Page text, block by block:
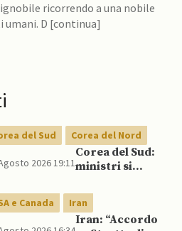
ricorrendo a una nobile
D [continua]
del Sud Corea del Nord
2026 19:11
Corea del Sud:
ministri si
pubblicamente
su politica con il
Nord, mentre
e Canada Iran
Iran: “Accordo